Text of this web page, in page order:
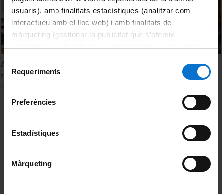
usuaris), amb finalitats estadístiques (analitzar com
interactueu amb el lloc web) i amb finalitats de
màrqueting (gestionar la publicitat que s’ofereix
consultar laPolítica de galetes del lloc web de la
Selecció
de Requeriments
Preferències
Estadístiques
Màrqueting
Acto de presentación de la cátedra UB ATRYS de
radioterapia personalizada
MENÚ PEU 1
Privadesa i termes
Sobre UBtv